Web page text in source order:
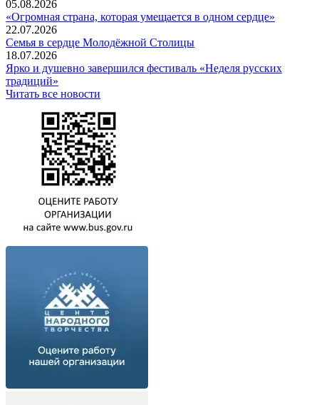
05.08.2026
«Огромная страна, которая умещается в одном сердце»
22.07.2026
Семья в сердце Молодёжной Столицы
18.07.2026
Ярко и душевно завершился фестиваль «Неделя русских
традиций»
Читать все новости